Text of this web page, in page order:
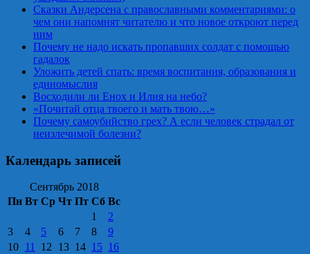
Сказки Андерсена с православными комментариями: о
чем они напомнят читателю и что новое откроют перед
ним
Почему не надо искать пропавших солдат с помощью
гадалок
Уложить детей спать: время воспитания, образования и
единомыслия
Восходили ли Енох и Илия на небо?
«Почитай отца твоего и мать твою…»
Почему самоубийство грех? А если человек страдал от
неизлечимой болезни?
Календарь записей
Сентябрь 2018
Пн Вт Ср Чт Пт Сб Вс
1
2
3
4 5 6 7 8
9
10 11 12 13 14 15 16